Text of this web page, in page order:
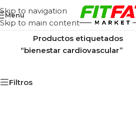
Skip to navigation
Skip to main content
Menu
Inicio/
Productos etiquetados
“bienestar cardiovascular”
Filtros